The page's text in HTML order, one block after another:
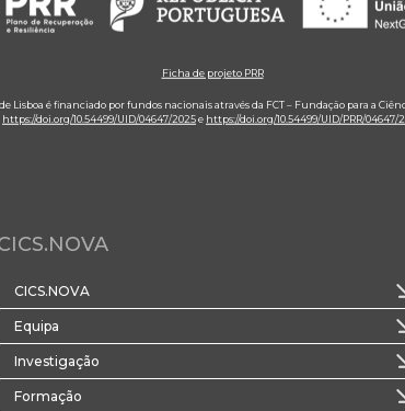
Ficha de projeto PRR
é financiado por fundos nacionais através da FCT – Fundação para a
https://doi.org/10.54499/UID/04647/2025e https://doi.org/10.54499/UID/PRR/04647/
CICS.NOVA
Equipa
Investigação
Formação